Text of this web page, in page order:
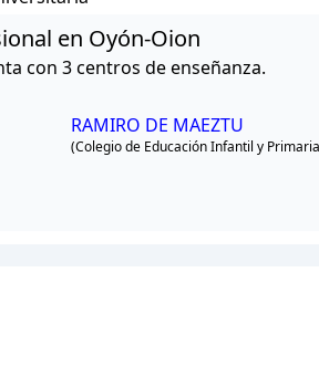
en Oyón-Oion
con 3 centros de enseñanza.
RAMIRO DE MAEZTU
(Colegio de Educación Infantil y